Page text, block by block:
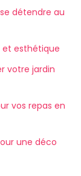
détendre au
et esthétique
votre jardin
vos repas en
une déco